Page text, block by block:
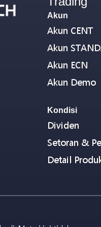
Akun
Akun CENT
Akun
Akun ECN
Akun Demo
Kondisi
Dividen
Setoran &
Detail